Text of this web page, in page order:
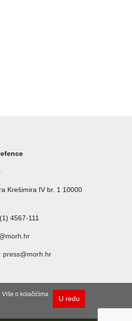
Krešimira IV br. 1 10000
4567-111
press@morh.hr
U redu
o kolačićima